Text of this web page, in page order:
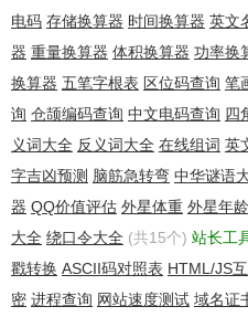
电码 存储换算器 时间换算器 英文
器 重量换算器 体积换算器 功率换
换算器 五笔字根表 区位码查询 笔
询 仓颉编码查询 中文电码查询 四
义词大全 反义词大全 在线组词 英
字吉凶预测 脑筋急转弯 中华谜语
器 QQ价值评估 外星体重 外星年龄
大全 绕口令大全 (共15个) 站长工
戳转换 ASCII码对照表 HTML/JS
密 进程查询 网站速度测试 域名证